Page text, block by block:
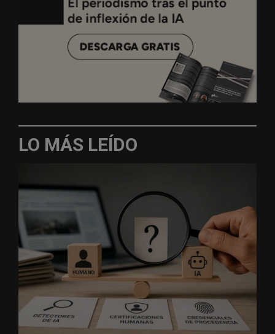
LO MÁS LEÍDO